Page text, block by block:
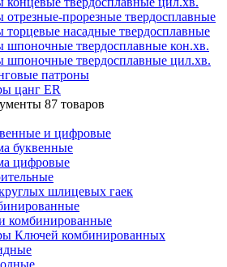
отрезные-прорезные твердосплавные
торцевые насадные твердосплавные
шпоночные твердосплавные кон.хв.
шпоночные твердосплавные цил.хв.
патроны
цанг ER
87 товаров
и цифровые
буквенные
цифровые
шлицевых гаек
комбинированные
Ключей комбинированных